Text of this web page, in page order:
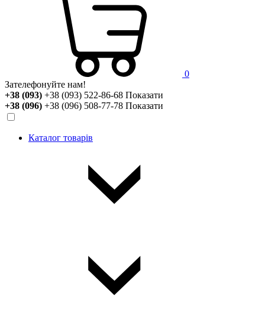
0
Зателефонуйте нам!
+38 (093) +38 (093) 522-86-68 Показати
+38 (096) +38 (096) 508-77-78 Показати
Каталог товарів